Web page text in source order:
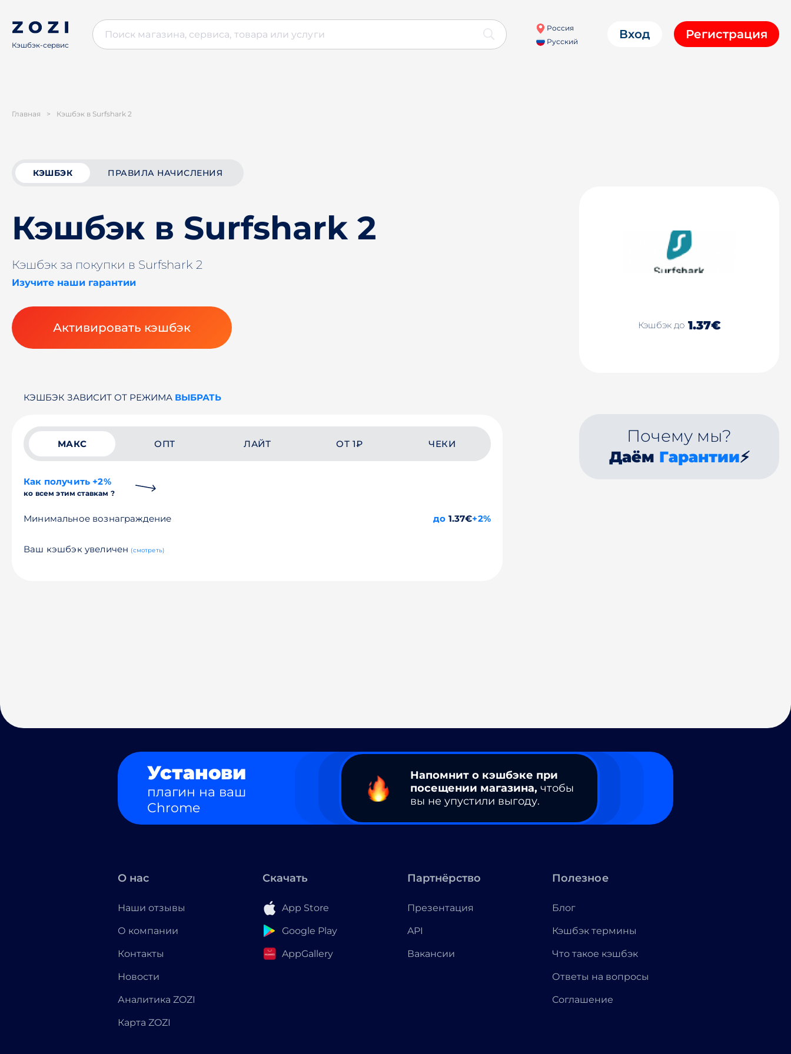
Кэшбэк-сервис
Россия
Русский
Вход Регистрация
Главная > Кэшбэк в Surfshark 2
КЭШБЭК ПРАВИЛА НАЧИСЛЕНИЯ
Кэшбэк в Surfshark 2
Кэшбэк за покупки в Surfshark 2
Изучите наши гарантии
Активировать кэшбэк Кэшбэк до 1.37€
КЭШБЭК ЗАВИСИТ ОТ РЕЖИМА ВЫБРАТЬ
МАКС ОПТ ЛАЙТ ОТ 1₽ ЧЕКИ
Как получить +2%
ко всем этим ставкам ?
Минимальное вознаграждение до 1.37€+2%
Ваш кэшбэк увеличен (смотреть)
Почему мы?
Даём Гарантии⚡
Установи
плагин на ваш
Chrome
Напомнит о кэшбэке при
посещении магазина, чтобы
вы не упустили выгоду.
О нас
Наши отзывы
О компании
Контакты
Новости
Аналитика ZOZI
Карта ZOZI
Скачать
App Store
Google Play
AppGallery
Партнёрство
Презентация
API
Вакансии
Полезное
Блог
Кэшбэк термины
Что такое кэшбэк
Ответы на вопросы
Соглашение